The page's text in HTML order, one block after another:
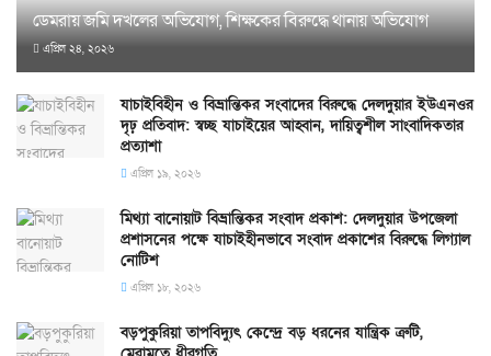
ডেমরায় জমি দখলের অভিযোগ, শিক্ষকের বিরুদ্ধে থানায় অভিযোগ
এপ্রিল ২৪, ২০২৬
যাচাইবিহীন ও বিভ্রান্তিকর সংবাদের বিরুদ্ধে দেলদুয়ার ইউএনওর
দৃঢ় প্রতিবাদ: স্বচ্ছ যাচাইয়ের আহ্বান, দায়িত্বশীল সাংবাদিকতার
প্রত্যাশা
এপ্রিল ১৯, ২০২৬
মিথ্যা বানোয়াট বিভ্রান্তিকর সংবাদ প্রকাশ: দেলদুয়ার উপজেলা
প্রশাসনের পক্ষে যাচাইহীনভাবে সংবাদ প্রকাশের বিরুদ্ধে লিগ্যাল
নোটিশ
এপ্রিল ১৮, ২০২৬
বড়পুকুরিয়া তাপবিদ্যুৎ কেন্দ্রে বড় ধরনের যান্ত্রিক ত্রুটি,